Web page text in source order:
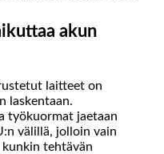
akun
laitteet on
laskentaan.
työkuormat jaetaan
välillä, jolloin vain
tehtävän